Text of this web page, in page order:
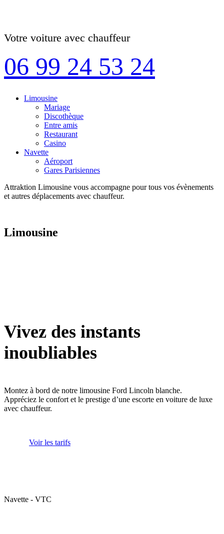
Votre voiture avec chauffeur
06 99 24 53 24
Limousine
Mariage
Discothèque
Entre amis
Restaurant
Casino
Navette
Aéroport
Gares Parisiennes
Attraktion Limousine vous accompagne pour tous vos évènements
et autres déplacements avec chauffeur.
Limousine
Vivez des instants
inoubliables
Montez à bord de notre limousine Ford Lincoln blanche.
Appréciez le confort et le prestige d’une escorte en voiture de luxe
avec chauffeur.
Voir les tarifs
Navette - VTC